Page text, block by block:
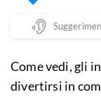
Mostra Un
Come vedi, gli
divertirsi in